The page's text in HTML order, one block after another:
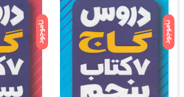
ناموجود ناموجود